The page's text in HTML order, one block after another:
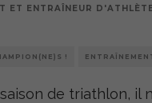
ET ENTRAÎNEUR
!
de triathlon, il